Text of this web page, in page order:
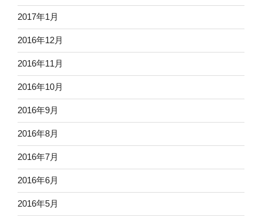
2017年1月
2016年12月
2016年11月
2016年10月
2016年9月
2016年8月
2016年7月
2016年6月
2016年5月